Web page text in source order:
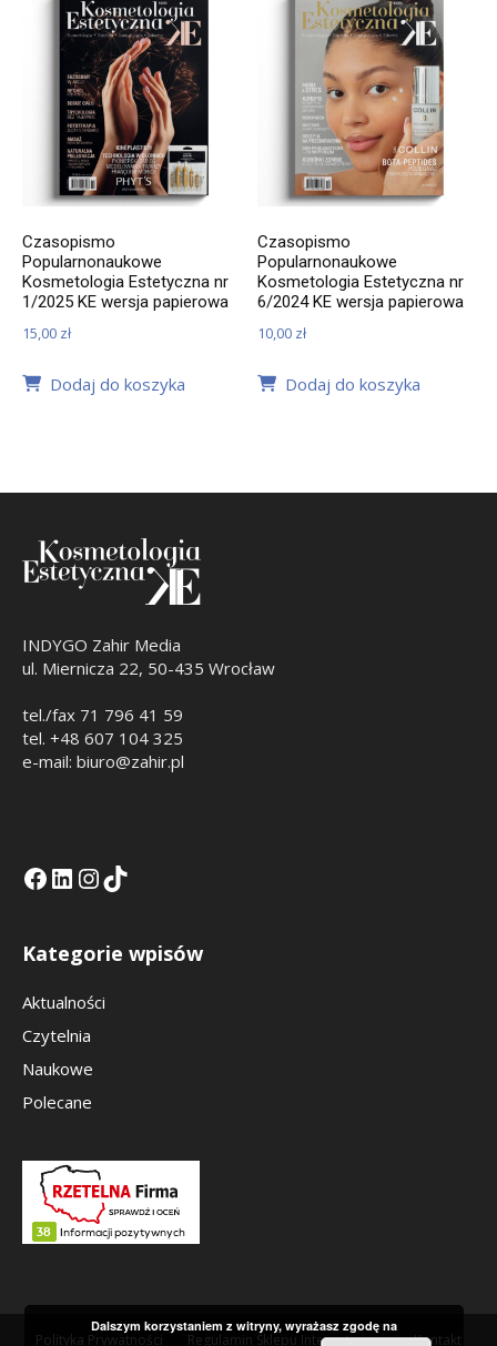
Czasopismo
Popularnonaukowe
Kosmetologia Estetyczna nr
1/2025 KE wersja papierowa
15,00 zł
Dodaj do koszyka
Czasopismo
Popularnonaukowe
Kosmetologia Estetyczna nr
6/2024 KE wersja papierowa
10,00 zł
Dodaj do koszyka
INDYGO Zahir Media
ul. Miernicza 22, 50-435 Wrocław
tel./fax 71 796 41 59
tel. +48 607 104 325
e-mail: biuro@zahir.pl
Facebook
LinkedIn
Tik Tok KEInstagramm KE
Kategorie wpisów
Aktualności
Czytelnia
Naukowe
Polecane
Polityka Prywatności Regulamin Sklepu Internetowego Kontakt
Dalszym korzystaniem z witryny, wyrażasz zgodę na